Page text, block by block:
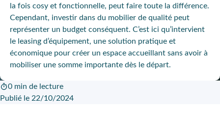
la fois cosy et fonctionnelle, peut faire toute la différence.
Cependant, investir dans du mobilier de qualité peut
représenter un budget conséquent. C’est ici qu’intervient
le leasing d’équipement, une solution pratique et
économique pour créer un espace accueillant sans avoir à
mobiliser une somme importante dès le départ.
0 min de lecture
Publié le 22/10/2024